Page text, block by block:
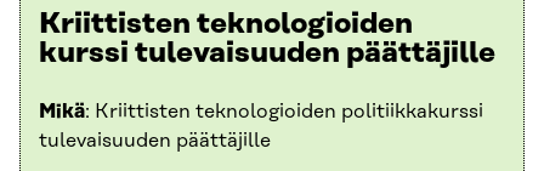
Kriittisten teknologioiden
kurssi tulevaisuuden päättäjille
Mikä: Kriittisten teknologioiden politiikkakurssi
tulevaisuuden päättäjille